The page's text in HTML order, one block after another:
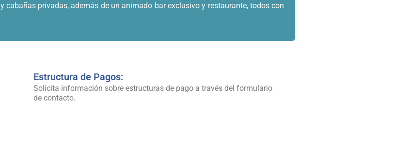
y cabañas privadas, además de un animado bar exclusivo y restaurante, todos con
Estructura de Pagos:
Solicita información sobre estructuras de pago a través del formulario
de contacto.